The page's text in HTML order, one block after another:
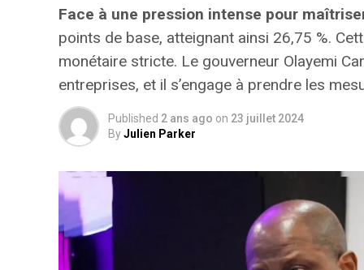
Face à une pression intense pour
points de base, atteignant ainsi 26,75 %.
monétaire stricte. Le gouverneur Olayemi
entreprises, et il s’engage à prendre les
Published 2 ans ago on 23 juillet 2024
ByJulien Parker